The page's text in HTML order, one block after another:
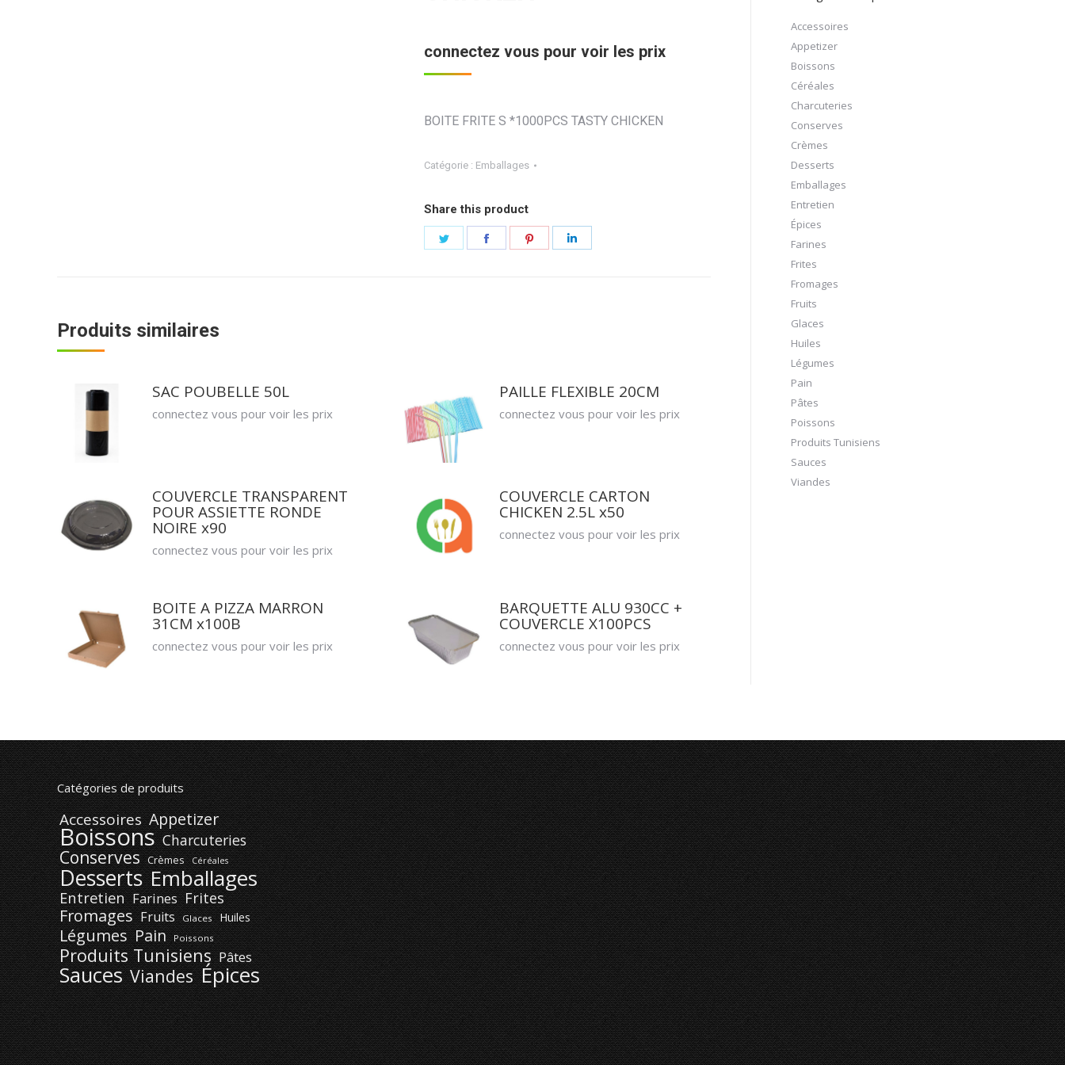
connectez vous pour voir les prix
BOITE FRITE S *1000PCS TASTY CHICKEN
Catégorie : Emballages
Share this product
Partager
Partager Partager
Produits similaires
SAC POUBELLE 50L
connectez vous pour voir les prix
PAILLE FLEXIBLE 20CM
connectez vous pour voir les prix
COUVERCLE TRANSPARENT
POUR ASSIETTE RONDE
NOIRE x90
connectez vous pour voir les prix
COUVERCLE CARTON
CHICKEN 2.5L x50
connectez vous pour voir les prix
BOITE A PIZZA MARRON
31CM x100B
connectez vous pour voir les prix
BARQUETTE ALU 930CC +
COUVERCLE X100PCS
connectez vous pour voir les prix
Accessoires
Appetizer
Boissons
Céréales
Charcuteries
Conserves
Crèmes
Desserts
Emballages
Entretien
Épices
Farines
Frites
Fromages
Fruits
Glaces
Huiles
Légumes
Pain
Pâtes
Poissons
Produits Tunisiens
Sauces
Viandes
Catégories de produits
Accessoires Appetizer
Boissons Charcuteries
Conserves Crèmes Céréales
Desserts Emballages
Entretien Farines Frites
Fromages Fruits Glaces Huiles
Légumes Pain Poissons
Produits Tunisiens Pâtes
Sauces Viandes Épices